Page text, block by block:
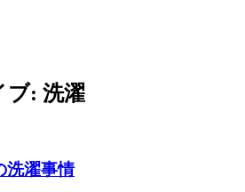
ブ: 洗濯
洗濯事情